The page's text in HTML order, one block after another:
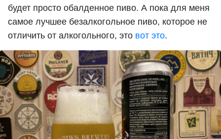
будет просто обалденное пиво. А пока для меня
самое лучшее безалкогольное пиво, которое не
отличить от алкогольного, это вот это.